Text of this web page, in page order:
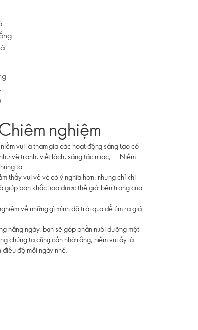
nghiệm
vui là tham gia các hoạt động sáng tạo có
vẽ tranh, viết lách, sáng tác nhạc,…. Niềm
ta.
thấy vui vẻ và có ý nghĩa hơn, nhưng chỉ khi
giúp bạn khắc họa được thế giới bên trong của
về những gì mình đã trải qua để tìm ra giá
hằng ngày, bạn sẽ góp phần nuôi dưỡng một
chúng ta cũng cần nhớ rằng, niềm vui ấy là
điều độ mỗi ngày nhé.